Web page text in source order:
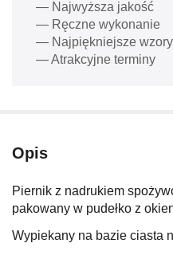
— Najwyższa jakość
— Ręczne wykonanie
— Najpiękniejsze wzory
— Atrakcyjne terminy
Opis
Piernik z nadrukiem
pakowany w pudełko z
Wypiekany na bazie ciasta